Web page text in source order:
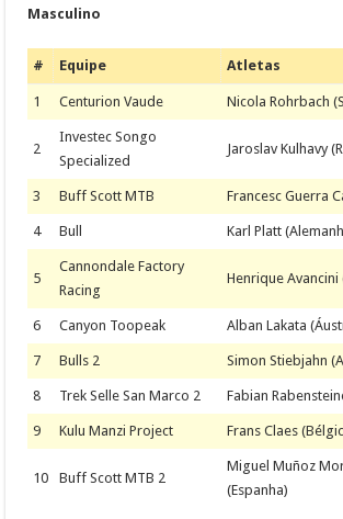
Masculino
# Equipe Atletas
1 Centurion Vaude Nicola Rohrbach
2
Investec Songo
Specialized
Jaroslav Kulhavy
3 Buff Scott MTB Francesc Guerra
4 Bull Karl Platt
5
Cannondale Factory
Racing
Henrique Avancini
6 Canyon Toopeak Alban Lakata
7 Bulls 2 Simon Stiebjahn
8 Trek Selle San Marco 2 Fabian
9 Kulu Manzi Project Frans Claes
10 Buff Scott MTB 2
Miguel Muñoz
(Espanha)